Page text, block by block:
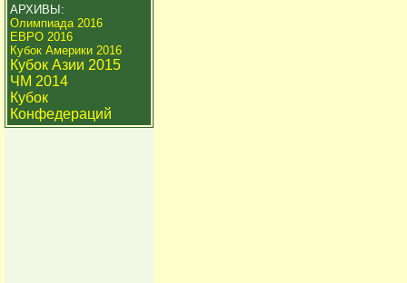
АРХИВЫ:
Олимпиада 2016
ЕВРО 2016
Кубок Америки 2016
Кубок Азии 2015
ЧМ 2014
Кубок
Конфедераций